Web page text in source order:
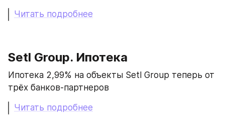
Читать подробнее
Setl Group. Ипотека
Ипотека 2,99% на объекты Setl Group теперь от
трёх банков-партнеров
Читать подробнее